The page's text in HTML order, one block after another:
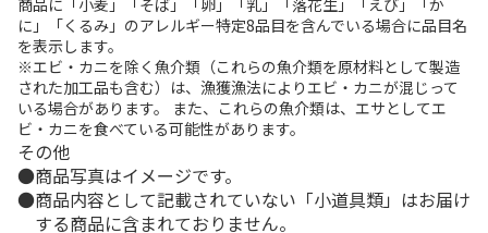
に」「くるみ」のアレルギー特定8品目を含んでいる場合に品目名
を表示します。
※エビ・カニを除く魚介類（これらの魚介類を原材料として製造
された加工品も含む）は、漁獲漁法によりエビ・カニが混じって
いる場合があります。 また、これらの魚介類は、エサとしてエ
ビ・カニを食べている可能性があります。
その他
商品写真はイメージです。
商品内容として記載されていない「小道具類」はお届け
する商品に含まれておりません。